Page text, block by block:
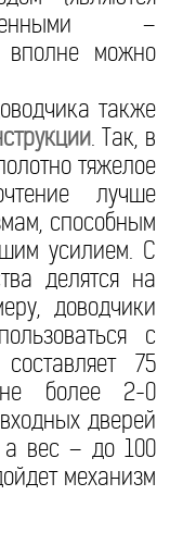
–
вполне можно
также
. Так, в
тяжелое
лучше
способным
усилием. С
делятся на
доводчики
с
75
более 2-0
дверей
а вес – до 100
механизм